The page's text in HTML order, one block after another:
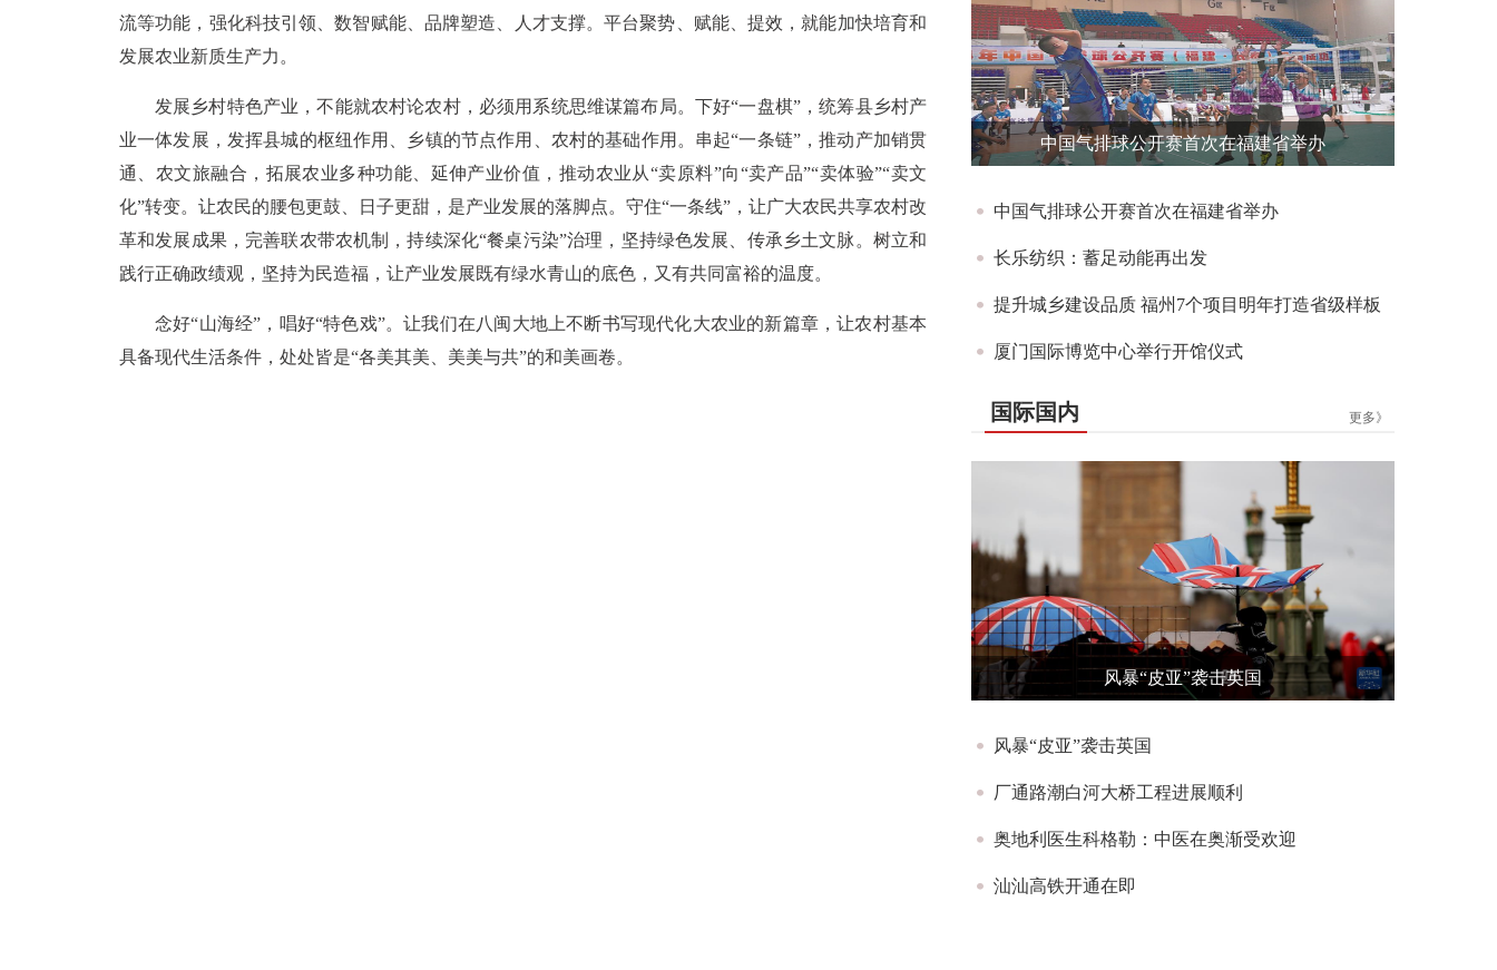
流等功能，强化科技引领、数智赋能、品牌塑造、人才支撑。平台聚势、赋能、提效，就能加快培育和
发展农业新质生产力。
发展乡村特色产业，不能就农村论农村，必须用系统思维谋篇布局。下好“一盘棋”，统筹县乡村产
业一体发展，发挥县城的枢纽作用、乡镇的节点作用、农村的基础作用。串起“一条链”，推动产加销贯
通、农文旅融合，拓展农业多种功能、延伸产业价值，推动农业从“卖原料”向“卖产品”“卖体验”“卖文
化”转变。让农民的腰包更鼓、日子更甜，是产业发展的落脚点。守住“一条线”，让广大农民共享农村改
革和发展成果，完善联农带农机制，持续深化“餐桌污染”治理，坚持绿色发展、传承乡土文脉。树立和
践行正确政绩观，坚持为民造福，让产业发展既有绿水青山的底色，又有共同富裕的温度。
念好“山海经”，唱好“特色戏”。让我们在八闽大地上不断书写现代化大农业的新篇章，让农村基本
具备现代生活条件，处处皆是“各美其美、美美与共”的和美画卷。
中国气排球公开赛首次在福建省举办
中国气排球公开赛首次在福建省举办
长乐纺织：蓄足动能再出发
提升城乡建设品质 福州7个项目明年打造省级样板
厦门国际博览中心举行开馆仪式
更多》
国际国内
风暴“皮亚”袭击英国
风暴“皮亚”袭击英国
厂通路潮白河大桥工程进展顺利
奥地利医生科格勒：中医在奥渐受欢迎
汕汕高铁开通在即